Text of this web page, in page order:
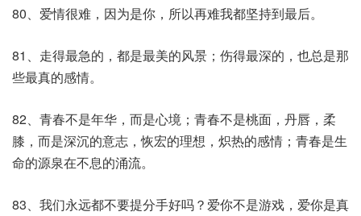
80、爱情很难，因为是你，所以再难我都坚持到最后。
81、走得最急的，都是最美的风景；伤得最深的，也总是那
些最真的感情。
82、青春不是年华，而是心境；青春不是桃面，丹唇，柔
膝，而是深沉的意志，恢宏的理想，炽热的感情；青春是生
命的源泉在不息的涌流。
83、我们永远都不要提分手好吗？爱你不是游戏，爱你是真